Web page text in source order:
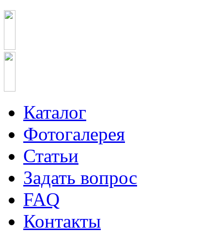
Каталог
Фотогалерея
Статьи
Задать вопрос
FAQ
Контакты